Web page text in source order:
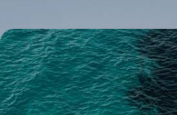
Une semaine dans les
des volcans
Loin des foules, explorer trois îles
s'imprégner de l'atmosphère de cet